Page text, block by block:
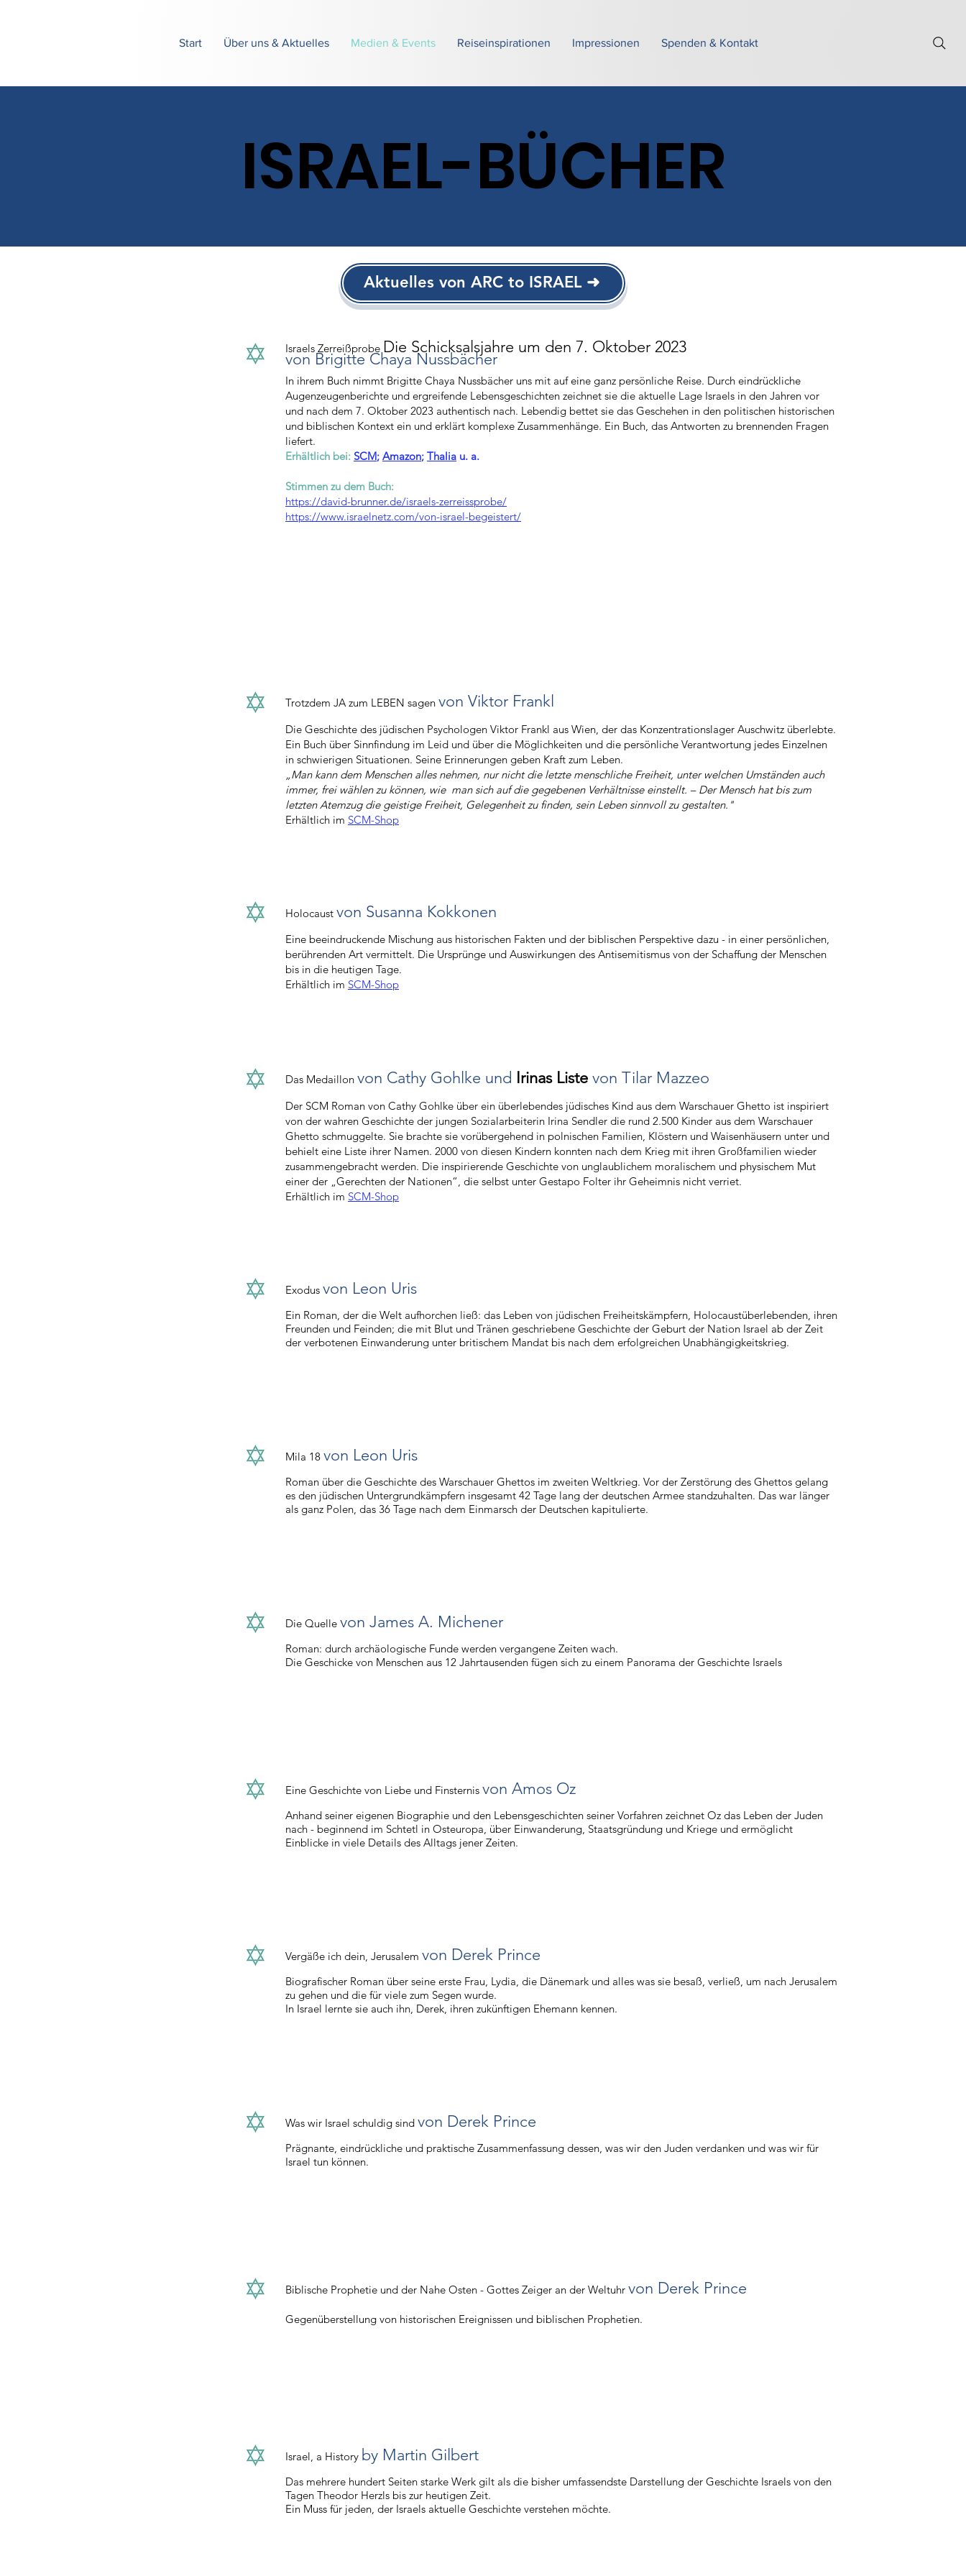
Start Über uns & Aktuelles Medien & Events ​Reiseinspirationen Impressionen Spenden & Kontakt
ISRAEL-BÜCHER
Israels Zerreißprobe Die Schicksalsjahre um den 7. Oktober 2023
von Brigitte Chaya Nussbächer
In ihrem Buch nimmt Brigitte Chaya Nussbächer uns mit auf eine ganz persönliche Reise. Durch eindrückliche
Augenzeugenberichte und ergreifende Lebensgeschichten zeichnet sie die aktuelle Lage Israels in den Jahren vor
und nach dem 7. Oktober 2023 authentisch nach. Lebendig bettet sie das Geschehen in den politischen historischen
und biblischen Kontext ein und erklärt komplexe Zusammenhänge. Ein Buch, das Antworten zu brennenden Fragen
liefert.
Erhältlich bei: SCM;Amazon;Thalia u. a.
Stimmen zu dem Buch:
https://david-brunner.de/israels-zerreissprobe/
https://www.israelnetz.com/von-israel-begeistert/
Aktuelles von ARC to ISRAEL ➜
Mila 18von Leon Uris
Roman über die Geschichte des Warschauer Ghettos im zweiten Weltkrieg. Vor der Zerstörung des Ghettos gelang
es den jüdischen Untergrundkämpfern insgesamt 42 Tage lang der deutschen Armee standzuhalten. Das war länger
als ganz Polen, das 36 Tage nach dem Einmarsch der Deutschen kapitulierte.
Trotzdem JA zum LEBEN sagenvon Viktor Frankl
Die Geschichte des jüdischen Psychologen Viktor Frankl aus Wien, der das Konzentrationslager Auschwitz überlebte.
Ein Buch über Sinnfindung im Leid und über die Möglichkeiten und die persönliche Verantwortung jedes Einzelnen
in schwierigen Situationen. Seine Erinnerungen geben Kraft zum Leben.
„Man kann dem Menschen alles nehmen, nur nicht die letzte menschliche Freiheit, unter welchen Umständen auch
immer, frei wählen zu können, wie man sich auf die gegebenen Verhältnisse einstellt. – Der Mensch hat bis zum
letzten Atemzug die geistige Freiheit, Gelegenheit zu finden, sein Leben sinnvoll zu gestalten."
Erhältlich im SCM-Shop
Holocaust von Susanna Kokkonen
Eine beeindruckende Mischung aus historischen Fakten und der biblischen Perspektive dazu - in einer persönlichen,
berührenden Art vermittelt. Die Ursprünge und Auswirkungen des Antisemitismus von der Schaffung der Menschen
bis in die heutigen Tage.
Erhältlich im SCM-Shop
Das Medaillon von Cathy Gohlke und Irinas Liste von Tilar Mazzeo
Der SCM Roman von Cathy Gohlke über ein überlebendes jüdisches Kind aus dem Warschauer Ghetto ist inspiriert
von der wahren Geschichte der jungen Sozialarbeiterin Irina Sendler die rund 2.500 Kinder aus dem Warschauer
Ghetto schmuggelte. Sie brachte sie vorübergehend in polnischen Familien, Klöstern und Waisenhäusern unter und
behielt eine Liste ihrer Namen. 2000 von diesen Kindern konnten nach dem Krieg mit ihren Großfamilien wieder
zusammengebracht werden. Die inspirierende Geschichte von unglaublichem moralischem und physischem Mut
einer der „Gerechten der Nationen“, die selbst unter Gestapo Folter ihr Geheimnis nicht verriet.
Erhältlich im SCM-Shop
Die Quellevon James A. Michener
Roman: durch archäologische Funde werden vergangene Zeiten wach.
Die Geschicke von Menschen aus 12 Jahrtausenden fügen sich zu einem Panorama der Geschichte Israels
Eine Geschichte von Liebe und Finsternis von Amos Oz
Anhand seiner eigenen Biographie und den Lebensgeschichten seiner Vorfahren zeichnet Oz das Leben der Juden
nach - beginnend im Schtetl in Osteuropa, über Einwanderung, Staatsgründung und Kriege und ermöglicht
Einblicke in viele Details des Alltags jener Zeiten.
Vergäße ich dein, Jerusalem von Derek Prince
Biografischer Roman über seine erste Frau, Lydia, die Dänemark und alles was sie besaß, verließ, um nach Jerusalem
zu gehen und die für viele zum Segen wurde.
In Israel lernte sie auch ihn, Derek, ihren zukünftigen Ehemann kennen.
Was wir Israel schuldig sind von Derek Prince
Prägnante, eindrückliche und praktische Zusammenfassung dessen, was wir den Juden verdanken und was wir für
Israel tun können.
Biblische Prophetie und der Nahe Osten - Gottes Zeiger an der Weltuhr von Derek Prince
Gegenüberstellung von historischen Ereignissen und biblischen Prophetien.
Israel, a History by Martin Gilbert
Das mehrere hundert Seiten starke Werk gilt als die bisher umfassendste Darstellung der Geschichte Israels von den
Tagen Theodor Herzls bis zur heutigen Zeit.
Ein Muss für jeden, der Israels aktuelle Geschichte verstehen möchte.
Exodusvon Leon Uris
Ein Roman, der die Welt aufhorchen ließ: das Leben von jüdischen Freiheitskämpfern, Holocaustüberlebenden, ihren
Freunden und Feinden; die mit Blut und Tränen geschriebene Geschichte der Geburt der Nation Israel ab der Zeit
der verbotenen Einwanderung unter britischem Mandat bis nach dem erfolgreichen Unabhängigkeitskrieg.